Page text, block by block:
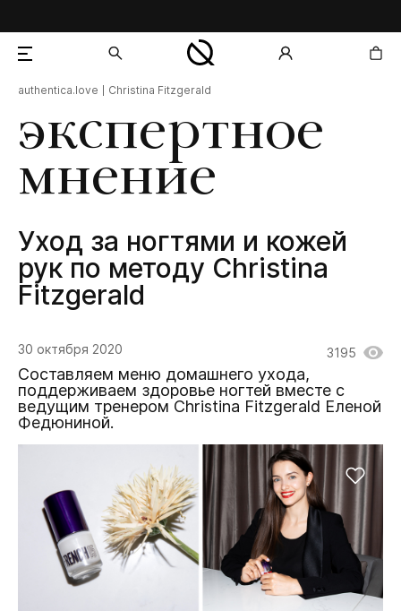
экспертное
мнение
Уход за ногтями и кожей
рук по методу Christina
Fitzgerald
authentica.love Christina Fitzgerald
30 октября 2020 3195
Составляем меню домашнего ухода,
поддерживаем здоровье ногтей вместе с
ведущим тренером Christina Fitzgerald Еленой
Федюниной.